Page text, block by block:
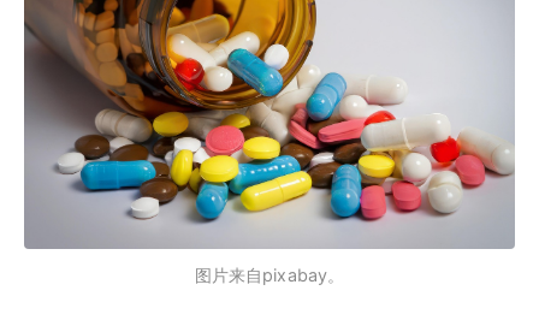
图片来自pixabay。